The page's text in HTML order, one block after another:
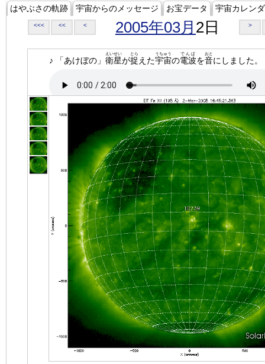
はやぶさの軌跡 宇宙からのメッセージ お宝データ 宇宙カレン
<<< << < 2005年03月 2日 >
♪ 「あけぼの」 衛星
えいせい
が捉
とら
えた宇宙
うちゅう
の電波
でんぱ
を音
おと
にしました。